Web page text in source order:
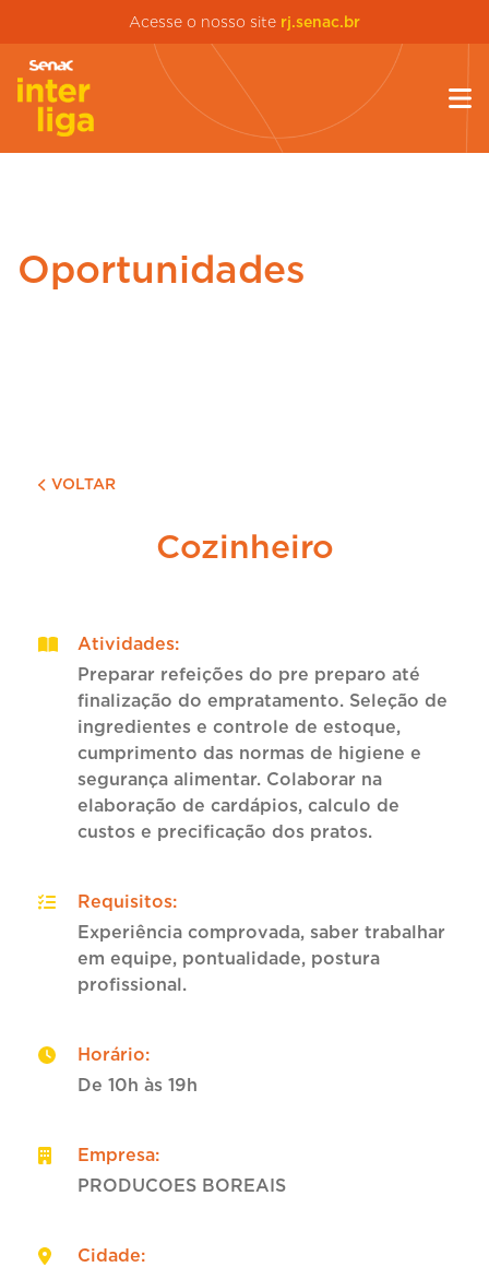
Acesse o nosso site rj.senac.br
Oportunidades
VOLTAR
Cozinheiro
Atividades:
Preparar refeições do pre preparo até
finalização do empratamento. Seleção de
ingredientes e controle de estoque,
cumprimento das normas de higiene e
segurança alimentar. Colaborar na
elaboração de cardápios, calculo de
custos e precificação dos pratos.
Requisitos:
Experiência comprovada, saber trabalhar
em equipe, pontualidade, postura
profissional.
Horário:
De 10h às 19h
Empresa:
PRODUCOES BOREAIS
Cidade: